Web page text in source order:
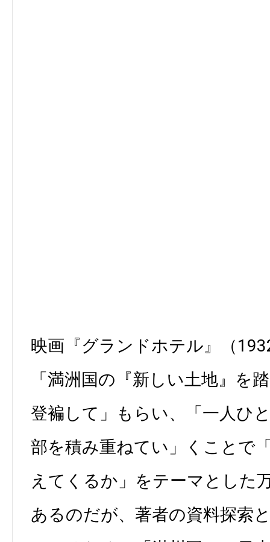
映画『グランドホテル』（
「満洲国の『新しい土地』を
登褊して」もらい、「一人ひ
部を積み重ねてい」くことで
えてくるか」をテーマとした
あるのだが、著者の資料探索